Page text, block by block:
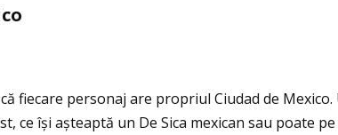
fiecare personaj are propriul Ciudad de
ce își așteaptă un De Sica mexican sau poate